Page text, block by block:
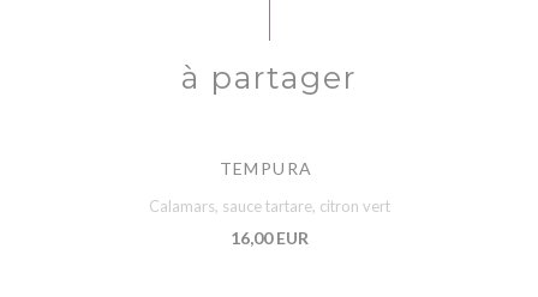
à partager
TEMPURA
Calamars, sauce tartare, citron vert
16,00 EUR